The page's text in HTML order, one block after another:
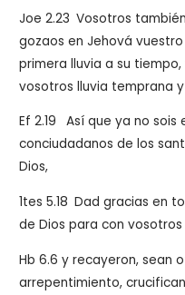
Joe 2.23 Vosotros
gozaos en Jehová
primera lluvia a su
vosotros lluvia temprana
Ef 2.19
Así que ya no sois
conciudadanos de los
Dios,
1tes 5.18 Dad gracias en
de Dios para con vosotros
Hb 6.6 y recayeron, sean
arrepentimiento,